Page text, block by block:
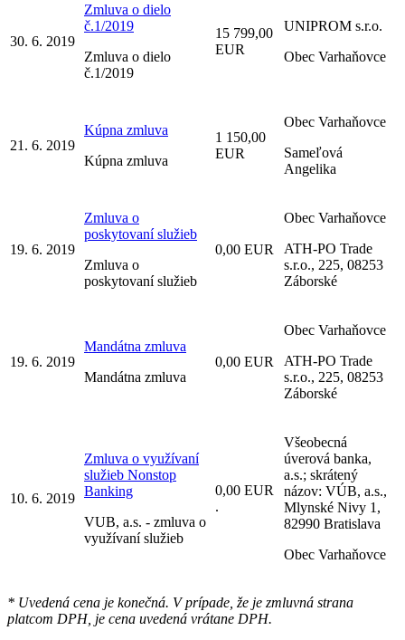
30. 6. 2019
Zmluva o dielo
č.1/2019
Zmluva o dielo
č.1/2019
15 799,00
EUR
UNIPROM s.r.o.
Obec Varhaňovce
21. 6. 2019
Kúpna zmluva
Kúpna zmluva
1 150,00
EUR
Obec Varhaňovce
Sameľová
Angelika
19. 6. 2019
Zmluva o
poskytovaní služieb
Zmluva o
poskytovaní služieb
0,00 EUR
Obec Varhaňovce
ATH-PO Trade
s.r.o., 225, 08253
Záborské
19. 6. 2019
Mandátna zmluva
Mandátna zmluva
0,00 EUR
Obec Varhaňovce
ATH-PO Trade
s.r.o., 225, 08253
Záborské
10. 6. 2019
Zmluva o využívaní
služieb Nonstop
Banking
VUB, a.s. - zmluva o
využívaní služieb
0,00 EUR
.
Všeobecná
úverová banka,
a.s.; skrátený
názov: VÚB, a.s.,
Mlynské Nivy 1,
82990 Bratislava
Obec Varhaňovce
* Uvedená cena je konečná. V prípade, že je zmluvná strana
platcom DPH, je cena uvedená vrátane DPH.